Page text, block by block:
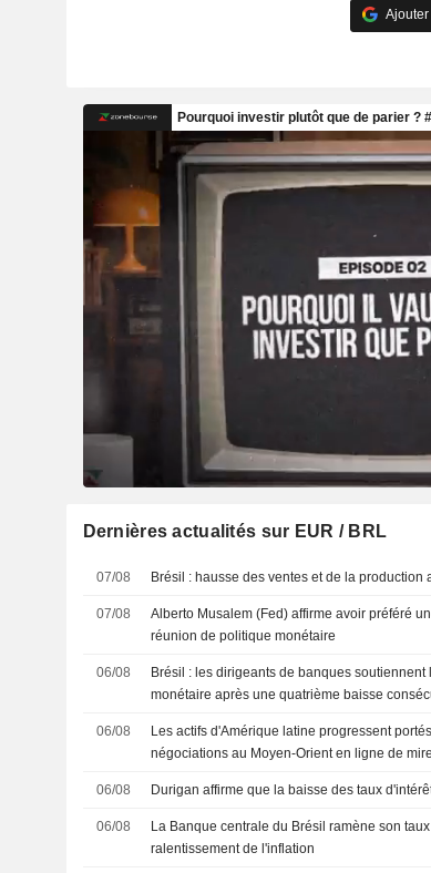
Dernières actualités sur EUR / BRL
07/08 Brésil : hausse des ventes et de la production
07/08
Alberto Musalem (Fed) affirme avoir préféré
réunion de politique monétaire
06/08
Brésil : les dirigeants de banques
monétaire après une quatrième baisse
06/08
Les actifs d'Amérique latine progressent
négociations au Moyen-Orient en ligne de mire
06/08 Durigan affirme que la baisse des taux
06/08
La Banque centrale du Brésil ramène son
ralentissement de l'inflation